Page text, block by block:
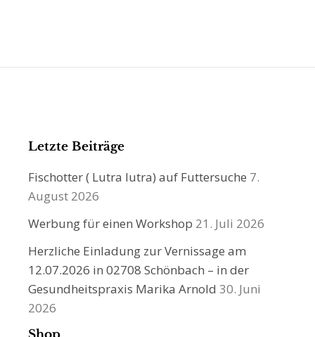
Letzte Beiträge
Fischotter ( Lutra lutra) auf Futtersuche 7.
August 2026
Werbung für einen Workshop 21. Juli 2026
Herzliche Einladung zur Vernissage am
12.07.2026 in 02708 Schönbach – in der
Gesundheitspraxis Marika Arnold 30. Juni
2026